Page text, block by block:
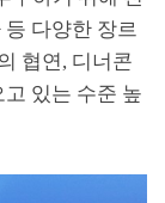
등 다양한 장르
협연, 디너콘
있는 수준 높